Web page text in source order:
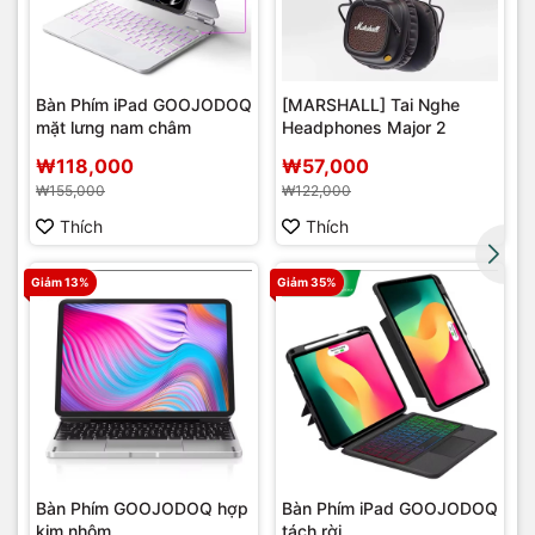
Bàn Phím iPad GOOJODOQ
mặt lưng nam châm
₩118,000
₩155,000
Thích
[MARSHALL] Tai Nghe
Headphones Major 2
₩57,000
₩122,000
Thích
Giảm 13%
Bàn Phím GOOJODOQ hợp
Giảm 35%
Bàn Phím iPad GOOJODOQ